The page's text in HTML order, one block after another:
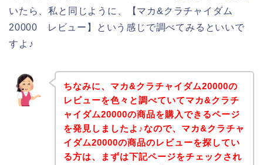
いたら、私と同じように、【マカ&クラチャイダム
20000 レビュー】という感じで調べてみるといいで
すよ♪
ちなみに、マカ&クラチャイダム20000の
レビューを色々と調べていてマカ&クラチ
ャイダム20000の商品を購入できるページ
を発見しましたよ♪なので、マカ&クラチャ
イダム20000の商品のレビューを探してい
る方は、まずは下記ページをチェックされ